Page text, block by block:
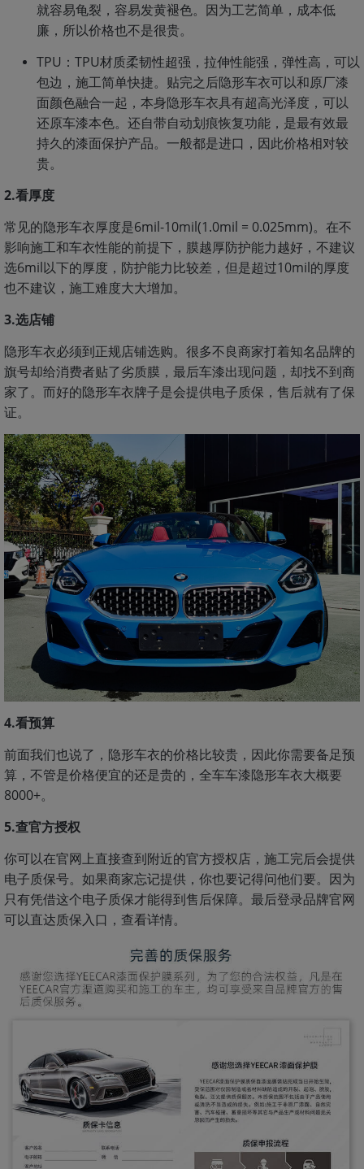
就容易龟裂，容易发黄褪色。因为工艺简单，成本低
廉，所以价格也不是很贵。
TPU：TPU材质柔韧性超强，拉伸性能强，弹性高，可以
包边，施工简单快捷。贴完之后隐形车衣可以和原厂漆
面颜色融合一起，本身隐形车衣具有超高光泽度，可以
还原车漆本色。还自带自动划痕恢复功能，是最有效最
持久的漆面保护产品。一般都是进口，因此价格相对较
贵。
2.看厚度
常见的隐形车衣厚度是6mil-10mil(1.0mil = 0.025mm)。在不
影响施工和车衣性能的前提下，膜越厚防护能力越好，不建议
选6mil以下的厚度，防护能力比较差，但是超过10mil的厚度
也不建议，施工难度大大增加。
3.选店铺
隐形车衣必须到正规店铺选购。很多不良商家打着知名品牌的
旗号却给消费者贴了劣质膜，最后车漆出现问题，却找不到商
家了。而好的隐形车衣牌子是会提供电子质保，售后就有了保
证。
4.看预算
前面我们也说了，隐形车衣的价格比较贵，因此你需要备足预
算，不管是价格便宜的还是贵的，全车车漆隐形车衣大概要
8000+。
5.查官方授权
你可以在官网上直接查到附近的官方授权店，施工完后会提供
电子质保号。如果商家忘记提供，你也要记得问他们要。因为
只有凭借这个电子质保才能得到售后保障。最后登录品牌官网
可以直达质保入口，查看详情。